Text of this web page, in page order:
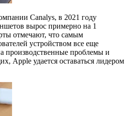
Canalys, в 2021 году
вырос примерно на 1
отмечают, что самым
устройством все еще
производственные проблемы и
Apple удается оставаться лидером